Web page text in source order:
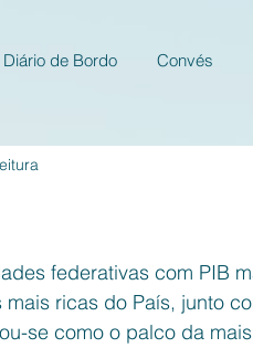
Diário de Bordo Convés
federativas com PIB
ricas do País, junto
se como o palco da